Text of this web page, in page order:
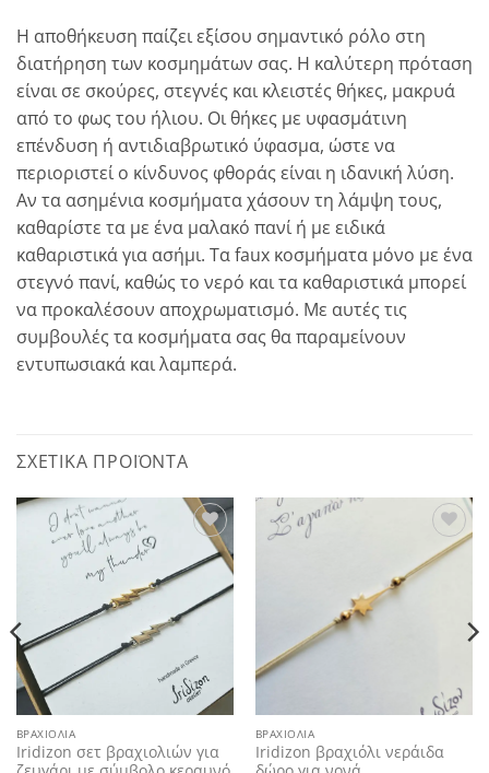
Η αποθήκευση παίζει εξίσου σημαντικό ρόλο στη
διατήρηση των κοσμημάτων σας. Η καλύτερη πρόταση
είναι σε σκούρες, στεγνές και κλειστές θήκες, μακρυά
από το φως του ήλιου. Οι θήκες με υφασμάτινη
επένδυση ή αντιδιαβρωτικό ύφασμα, ώστε να
περιοριστεί ο κίνδυνος φθοράς είναι η ιδανική λύση.
Αν τα ασημένια κοσμήματα χάσουν τη λάμψη τους,
καθαρίστε τα με ένα μαλακό πανί ή με ειδικά
καθαριστικά για ασήμι. Τα faux κοσμήματα μόνο με ένα
στεγνό πανί, καθώς το νερό και τα καθαριστικά μπορεί
να προκαλέσουν αποχρωματισμό. Με αυτές τις
συμβουλές τα κοσμήματα σας θα παραμείνουν
εντυπωσιακά και λαμπερά.
ΣΧΕΤΙΚΆ ΠΡΟΪΌΝΤΑ
Add to
wishlist
ΒΡΑΧΙΌΛΙΑ
Iridizon σετ βραχιολιών για
Add to
wishlist
ΒΡΑΧΙΌΛΙΑ
Iridizon βραχιόλι νεράιδα